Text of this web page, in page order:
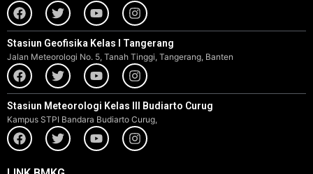
Stasiun Geofisika Kelas I Tangerang
Jalan Meteorologi No. 5, Tanah Tinggi, Tangerang, Banten
Stasiun Meteorologi Kelas III Budiarto Curug
Kampus STPI Bandara Budiarto Curug,